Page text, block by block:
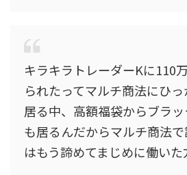
キラキラトレーダーKに110
られたってマルチ商法にひ
居る中、高額福袋からブラ
も居るんだからマルチ商法
はもう諦めてまじめに働い